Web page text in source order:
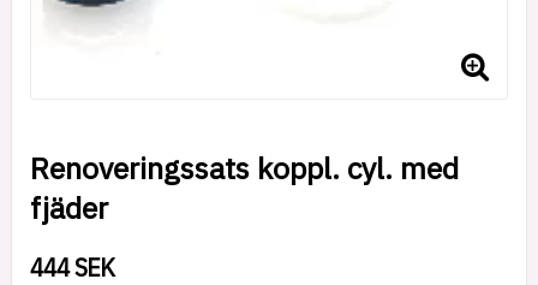
Renoveringssats koppl. cyl. med
fjäder
444 SEK